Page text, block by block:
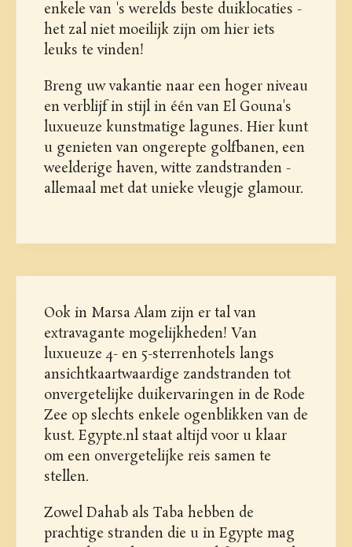
enkele van 's werelds beste duiklocaties -
het zal niet moeilijk zijn om hier iets
leuks te vinden!
Breng uw vakantie naar een hoger niveau
en verblijf in stijl in één van El Gouna's
luxueuze kunstmatige lagunes. Hier kunt
u genieten van ongerepte golfbanen, een
weelderige haven, witte zandstranden -
allemaal met dat unieke vleugje glamour.
Ook in Marsa Alam zijn er tal van
extravagante mogelijkheden! Van
luxueuze 4- en 5-sterrenhotels langs
ansichtkaartwaardige zandstranden tot
onvergetelijke duikervaringen in de Rode
Zee op slechts enkele ogenblikken van de
kust. Egypte.nl staat altijd voor u klaar
om een onvergetelijke reis samen te
stellen.
Zowel Dahab als Taba hebben de
prachtige stranden die u in Egypte mag